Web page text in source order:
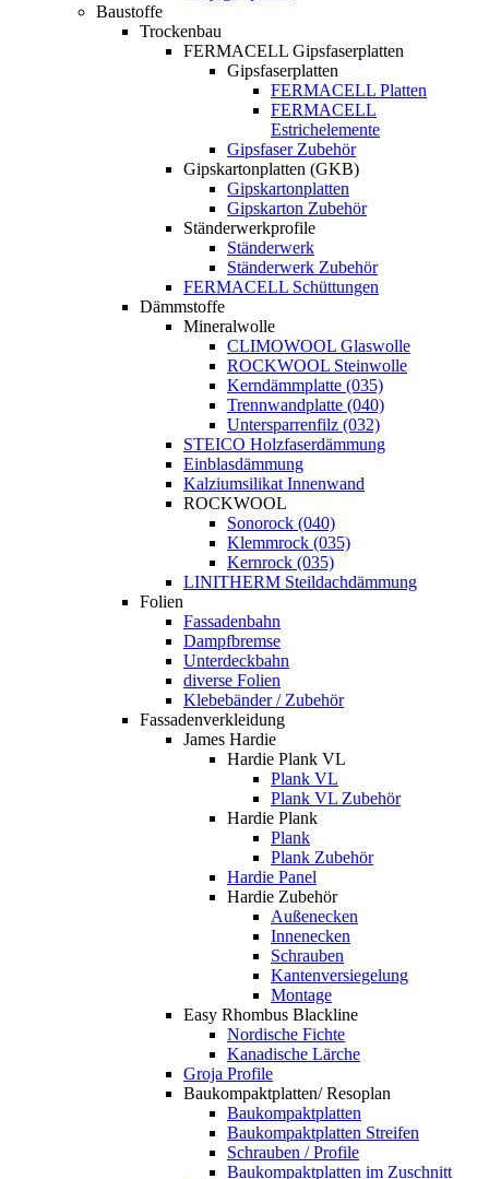
Baustoffe
Trockenbau
FERMACELL Gipsfaserplatten
Gipsfaserplatten
FERMACELL Platten
FERMACELL
Estrichelemente
Gipsfaser Zubehör
Gipskartonplatten (GKB)
Gipskartonplatten
Gipskarton Zubehör
Ständerwerkprofile
Ständerwerk
Ständerwerk Zubehör
FERMACELL Schüttungen
Dämmstoffe
Mineralwolle
CLIMOWOOL Glaswolle
ROCKWOOL Steinwolle
Kerndämmplatte (035)
Trennwandplatte (040)
Untersparrenfilz (032)
STEICO Holzfaserdämmung
Einblasdämmung
Kalziumsilikat Innenwand
ROCKWOOL
Sonorock (040)
Klemmrock (035)
Kernrock (035)
LINITHERM Steildachdämmung
Folien
Fassadenbahn
Dampfbremse
Unterdeckbahn
diverse Folien
Klebebänder / Zubehör
Fassadenverkleidung
James Hardie
Hardie Plank VL
Plank VL
Plank VL Zubehör
Hardie Plank
Plank
Plank Zubehör
Hardie Panel
Hardie Zubehör
Außenecken
Innenecken
Schrauben
Kantenversiegelung
Montage
Easy Rhombus Blackline
Nordische Fichte
Kanadische Lärche
Groja Profile
Baukompaktplatten/ Resoplan
Baukompaktplatten
Baukompaktplatten Streifen
Schrauben / Profile
Baukompaktplatten im Zuschnitt